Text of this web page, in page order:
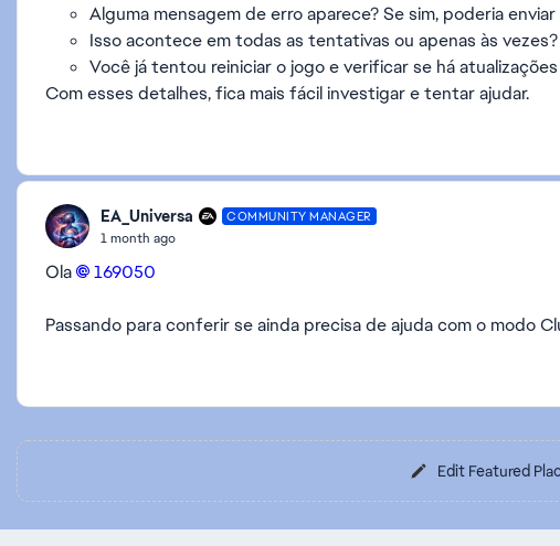
Alguma mensagem de erro aparece? Se sim, poderia
Isso acontece em todas as tentativas ou apenas às vezes?
Você já tentou reiniciar o jogo e verificar se há
Com esses detalhes, fica mais fácil investigar e tentar ajudar.
EA_Universa COMMUNITY MANAGER
1 month ago
Ola 169050​
Passando para conferir se ainda precisa de ajuda com o modo
Edit Featured